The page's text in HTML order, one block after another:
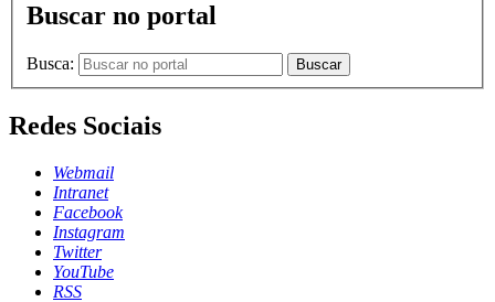
Buscar no portal
Busca: Buscar
Redes Sociais
Webmail
Intranet
Facebook
Instagram
Twitter
YouTube
RSS